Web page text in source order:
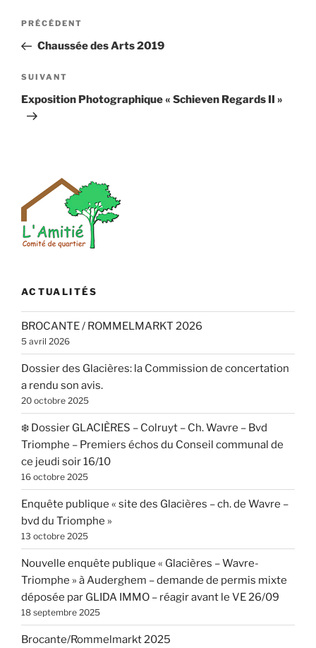
Navigation
l’article
Article
précédent
PRÉCÉDENT
Chaussée des Arts 2019
Article
suivant
SUIVANT
Exposition Photographique « Schieven Regards II »
ACTUALITÉS
BROCANTE / ROMMELMARKT 2026
5 avril 2026
Dossier des Glacières: la Commission de concertation
a rendu son avis.
20 octobre 2025
❄️ Dossier GLACIÈRES – Colruyt – Ch. Wavre – Bvd
Triomphe – Premiers échos du Conseil communal de
ce jeudi soir 16/10
16 octobre 2025
Enquête publique « site des Glacières – ch. de Wavre –
bvd du Triomphe »
13 octobre 2025
Nouvelle enquête publique « Glacières – Wavre-
Triomphe » à Auderghem – demande de permis mixte
déposée par GLIDA IMMO – réagir avant le VE 26/09
18 septembre 2025
Brocante/Rommelmarkt 2025